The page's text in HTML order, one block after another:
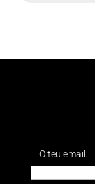
O teu email: